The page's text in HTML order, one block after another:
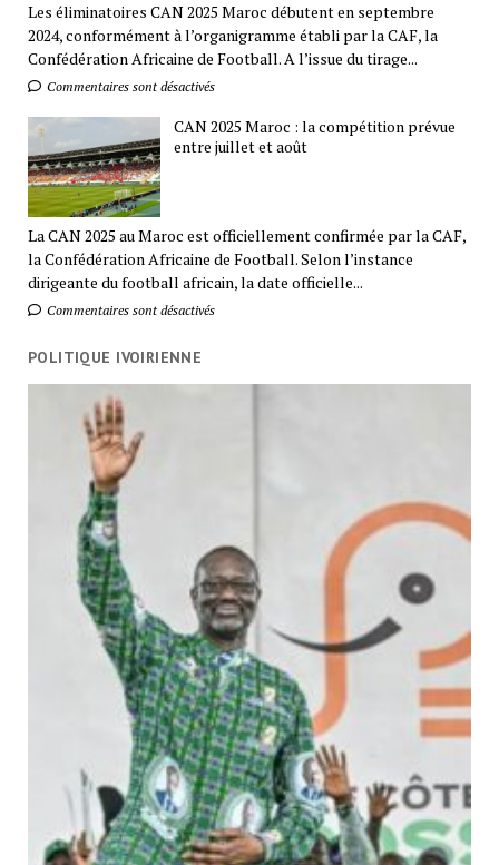
Les éliminatoires CAN 2025 Maroc débutent en septembre
2024, conformément à l’organigramme établi par la CAF, la
Confédération Africaine de Football. A l’issue du tirage...
Commentaires sont désactivés
CAN 2025 Maroc : la compétition prévue
entre juillet et août
La CAN 2025 au Maroc est officiellement confirmée par la CAF,
la Confédération Africaine de Football. Selon l’instance
dirigeante du football africain, la date officielle...
Commentaires sont désactivés
POLITIQUE IVOIRIENNE